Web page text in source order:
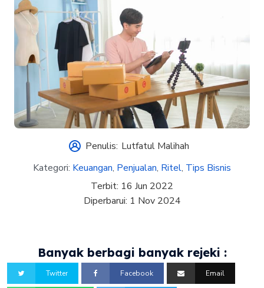
Penulis: Lutfatul Malihah
Kategori: Keuangan, Penjualan, Ritel, Tips Bisnis
Terbit: 16 Jun 2022
Diperbarui: 1 Nov 2024
Banyak berbagi banyak rejeki :
Twitter Facebook Email